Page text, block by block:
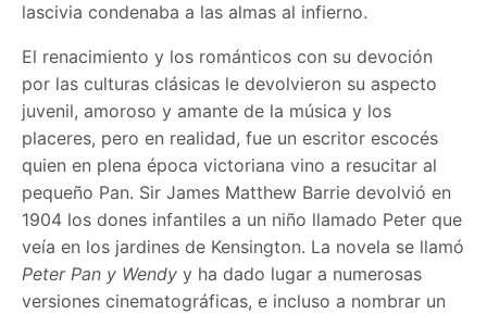
lascivia condenaba a las almas al infierno.
El renacimiento y los románticos con su devoción
por las culturas clásicas le devolvieron su aspecto
juvenil, amoroso y amante de la música y los
placeres, pero en realidad, fue un escritor escocés
quien en plena época victoriana vino a resucitar al
pequeño Pan. Sir James Matthew Barrie devolvió en
1904 los dones infantiles a un niño llamado Peter que
veía en los jardines de Kensington. La novela se llamó
Peter Pan y Wendy y ha dado lugar a numerosas
versiones cinematográficas, e incluso a nombrar un